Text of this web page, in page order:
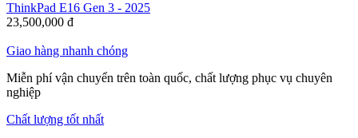
ThinkPad E16 Gen 3 - 2025
23,500,000 đ
Giao hàng nhanh chóng
Miễn phí vận chuyển trên toàn quốc, chất lượng phục vụ chuyên
nghiệp
Chất lượng tốt nhất